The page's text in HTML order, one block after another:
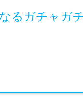
るガチャガ